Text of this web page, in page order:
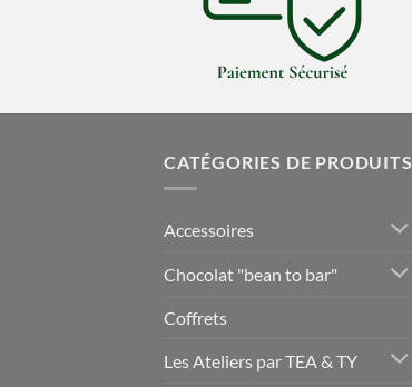
CATÉGORIES DE PRODUITS
Accessoires
Chocolat "bean to bar"
Coffrets
Les Ateliers par TEA & TY